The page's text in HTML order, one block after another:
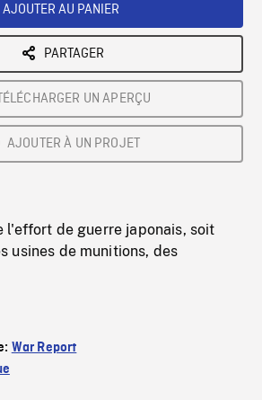
AJOUTER AU PANIER
PARTAGER
UN APERÇU
AJOUTER À UN PROJET
l'effort de guerre japonais, soit
usines de munitions, des
War Report